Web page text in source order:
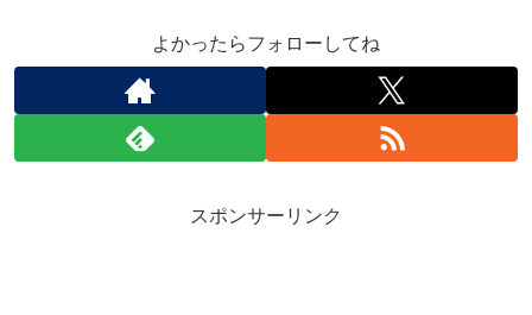
よかったらフォローしてね
スポンサーリンク